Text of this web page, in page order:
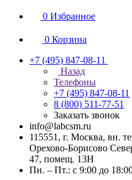
0 Избранное
0 Корзина
+7 (495) 847-08-11
Назад
Телефоны
+7 (495) 847-08-11
8 (800) 511-77-51
Заказать звонок
info@labcsm.ru
115551, г. Москва, вн.
Орехово-Борисово
47, помещ. 13Н
Пн. – Пт.: с 9:00 до